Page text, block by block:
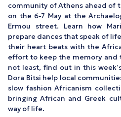
community of Athens ahead of
on the 6-7 May at the
Ermou street. Learn how
prepare dances that speak of
their heart beats with the
effort to keep the memory and
not least, find out in this
Dora Bitsi help local
slow fashion Africanism
bringing African and Greek
way of life.